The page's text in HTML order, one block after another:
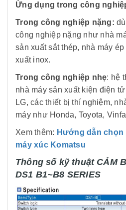
Ứng dụng trong công
Trong công nghiệp nặng:
công nghiệp nặng như nhà
sản xuất sắt thép, nhà máy
xuất inox.
Trong công nghiệp nhẹ: hệ
nhà máy sản xuất kiện điện
LG, các thiết bị thí nghiệm,
máy như Honda, Toyota,
Xem thêm: Hướng dẫn
máy xúcKomatsu
Thông số kỹ thuật CẢM
DS1 B1~B8 SERIES